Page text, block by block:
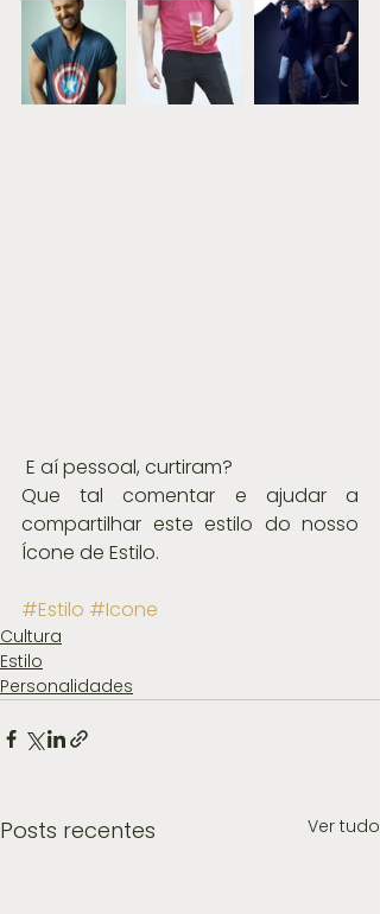
E aí pessoal, curtiram?
Que tal comentar e ajudar a
compartilhar este estilo do nosso
Ícone de Estilo.
#Estilo #Icone
Cultura
Estilo
Personalidades
Posts recentes Ver tudo